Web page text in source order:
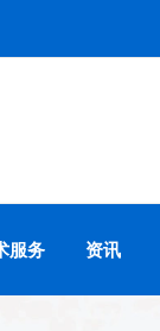
服务 资讯